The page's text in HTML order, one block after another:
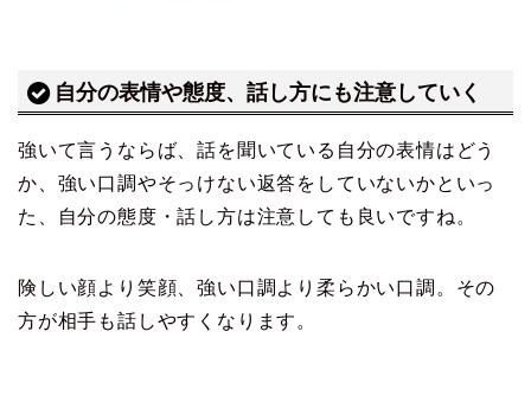
自分の表情や態度、話し方にも注意していく
強いて言うならば、話を聞いている自分の表情はどう
か、強い口調やそっけない返答をしていないかといっ
た、自分の態度・話し方は注意しても良いですね。
険しい顔より笑顔、強い口調より柔らかい口調。その
方が相手も話しやすくなります。